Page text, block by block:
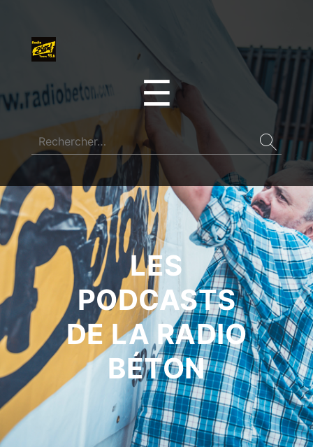
☰
LES
PODCASTS
DE LA RADIO
BÉTON